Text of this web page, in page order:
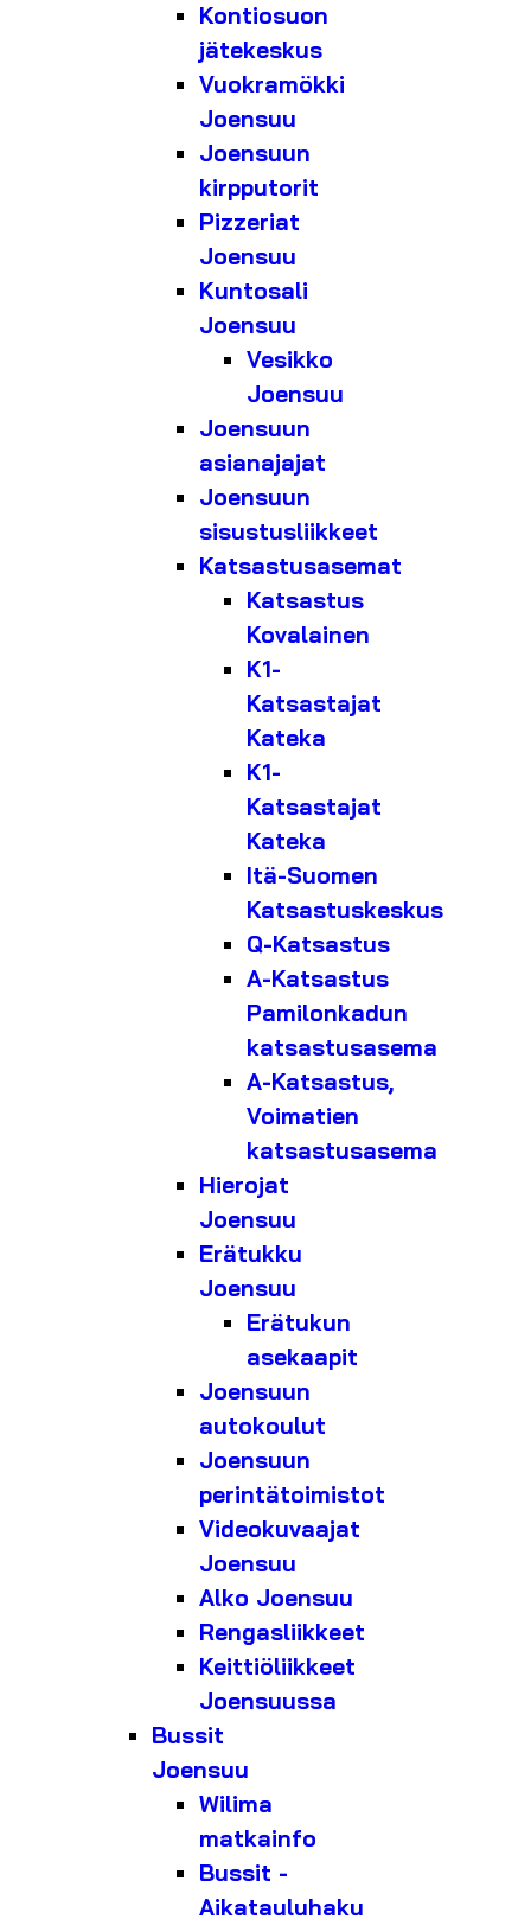
Kontiosuon
jätekeskus
Vuokramökki
Joensuu
Joensuun
kirpputorit
Pizzeriat
Joensuu
Kuntosali
Joensuu
Vesikko
Joensuu
Joensuun
asianajajat
Joensuun
sisustusliikkeet
Katsastusasemat
Katsastus
Kovalainen
K1-
Katsastajat
Kateka
K1-
Katsastajat
Kateka
Itä-Suomen
Katsastuskeskus
Q-Katsastus
A-Katsastus
Pamilonkadun
katsastusasema
A-Katsastus,
Voimatien
katsastusasema
Hierojat
Joensuu
Erätukku
Joensuu
Erätukun
asekaapit
Joensuun
autokoulut
Joensuun
perintätoimistot
Videokuvaajat
Joensuu
Alko Joensuu
Rengasliikkeet
Keittiöliikkeet
Joensuussa
Bussit
Joensuu
Wilima
matkainfo
Bussit -
Aikatauluhaku